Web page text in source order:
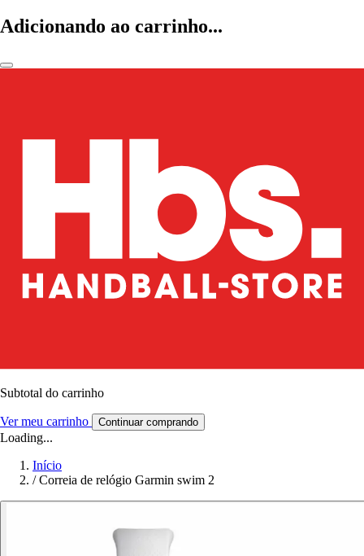
Adicionando ao carrinho...
Subtotal do carrinho
Ver meu carrinho Continuar comprando
Loading...
Início
/ Correia de relógio Garmin swim 2